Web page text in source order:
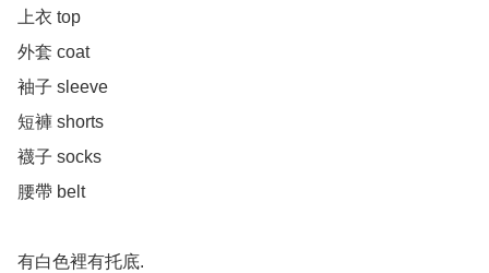
上衣 top
外套 coat
袖子 sleeve
短褲 shorts
襪子 socks
腰帶 belt
有白色裡有托底.